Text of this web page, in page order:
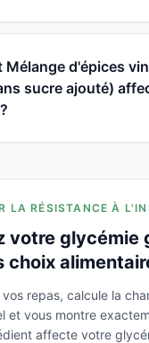
Mélange d'épices
sucre ajouté)
LA RÉSISTANCE À
votre glycémie
choix
vos repas, calcule la
et vous montre
affecte votre